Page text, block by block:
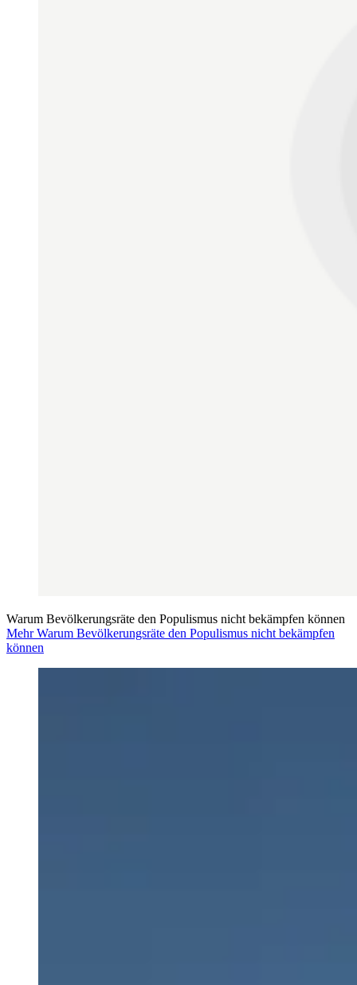
Warum Bevölkerungsräte den Populismus nicht bekämpfen können
Mehr Warum Bevölkerungsräte den Populismus nicht bekämpfen
können